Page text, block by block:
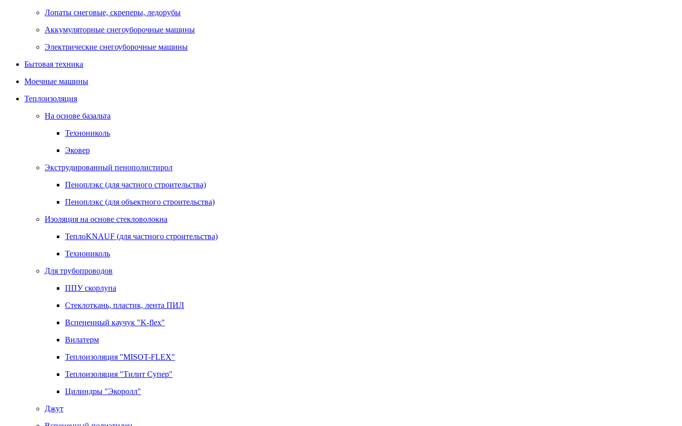
Лопаты снеговые, скреперы, ледорубы
Аккумуляторные снегоуборочные машины
Электрические снегоуборочные машины
Бытовая техника
Моечные машины
Теплоизоляция
На основе базальта
Технониколь
Эковер
Экструдированный пенополистирол
Пеноплэкс (для частного строительства)
Пеноплэкс (для объектного строительства)
Изоляция на основе стекловолокна
ТеплоKNAUF (для частного строительства)
Технониколь
Для трубопроводов
ППУ скорлупа
Стеклоткань, пластик, лента ПИЛ
Вспененный каучук "K-flex"
Вилатерм
Теплоизоляция "MISOT-FLEX"
Теплоизоляция "Тилит Супер"
Цилиндры "Экоролл"
Джут